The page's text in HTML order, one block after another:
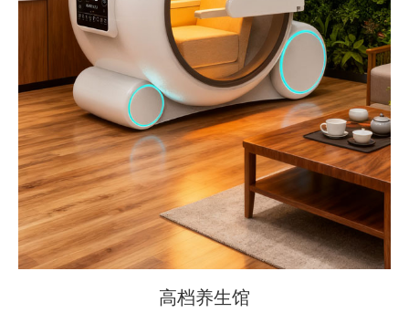
高档养生馆